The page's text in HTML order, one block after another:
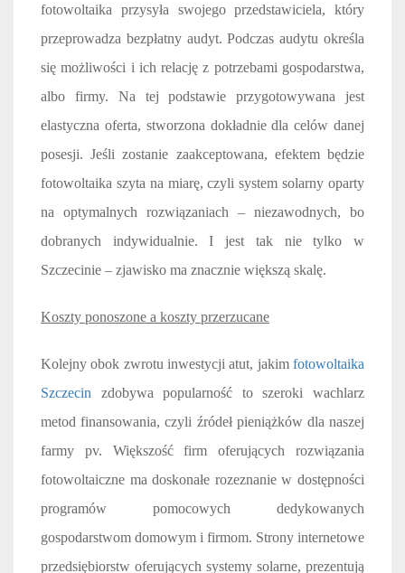
fotowoltaika przysyła swojego przedstawiciela, który
przeprowadza bezpłatny audyt. Podczas audytu określa
się możliwości i ich relację z potrzebami gospodarstwa,
albo firmy. Na tej podstawie przygotowywana jest
elastyczna oferta, stworzona dokładnie dla celów danej
posesji. Jeśli zostanie zaakceptowana, efektem będzie
fotowoltaika szyta na miarę, czyli system solarny oparty
na optymalnych rozwiązaniach – niezawodnych, bo
dobranych indywidualnie. I jest tak nie tylko w
Szczecinie – zjawisko ma znacznie większą skalę.
Koszty ponoszone a koszty przerzucane
Kolejny obok zwrotu inwestycji atut, jakim fotowoltaika
Szczecin zdobywa popularność to szeroki wachlarz
metod finansowania, czyli źródeł pieniążków dla naszej
farmy pv. Większość firm oferujących rozwiązania
fotowoltaiczne ma doskonałe rozeznanie w dostępności
programów pomocowych dedykowanych
gospodarstwom domowym i firmom. Strony internetowe
przedsiębiorstw oferujących systemy solarne, prezentują